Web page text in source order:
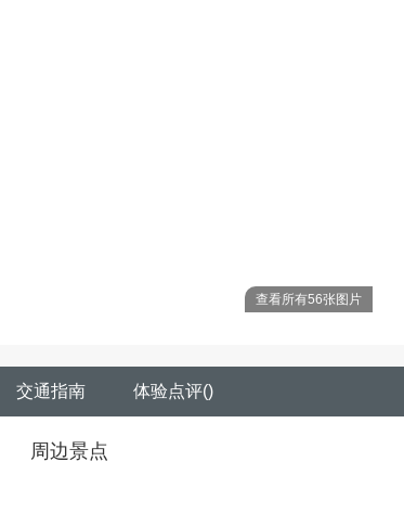
查看所有56张图片
交通指南 体验点评()
周边景点